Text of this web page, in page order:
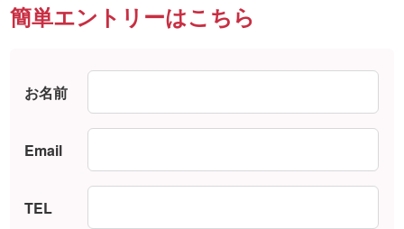
簡単エントリーはこちら
お名前
Email
TEL